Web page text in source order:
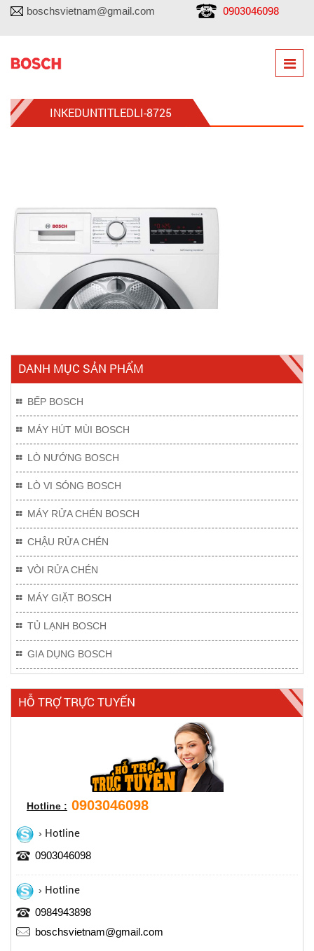
boschsvietnam@gmail.com 0903046098
INKEDUNTITLEDLI-8725
DANH MỤC SẢN PHẨM
BẾP BOSCH
MÁY HÚT MÙI BOSCH
LÒ NƯỚNG BOSCH
LÒ VI SÓNG BOSCH
MÁY RỬA CHÉN BOSCH
CHẬU RỬA CHÉN
VÒI RỬA CHÉN
MÁY GIẶT BOSCH
TỦ LẠNH BOSCH
GIA DỤNG BOSCH
HỖ TRỢ TRỰC TUYẾN
Hotline : 0903046098
Hotline
0903046098
Hotline
0984943898
boschsvietnam@gmail.com